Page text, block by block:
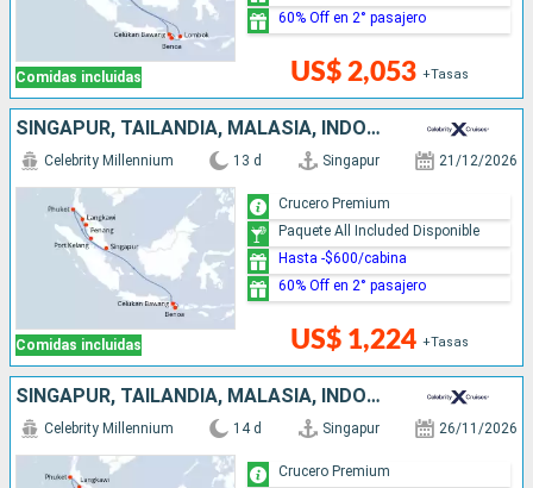
Comidas incluidas US$ 2,053 +Tasas
60% Off en 2° pasajero
SINGAPUR, TAILANDIA, MALASIA, INDONESIA
Comidas incluidas
Celebrity Millennium 13 d Singapur 21/12/2026
US$ 1,224 +Tasas
Crucero Premium
Paquete All Included Disponible
Hasta -$600/cabina
60% Off en 2° pasajero
SINGAPUR, TAILANDIA, MALASIA, INDONESIA
Celebrity Millennium 14 d Singapur 26/11/2026
Crucero Premium